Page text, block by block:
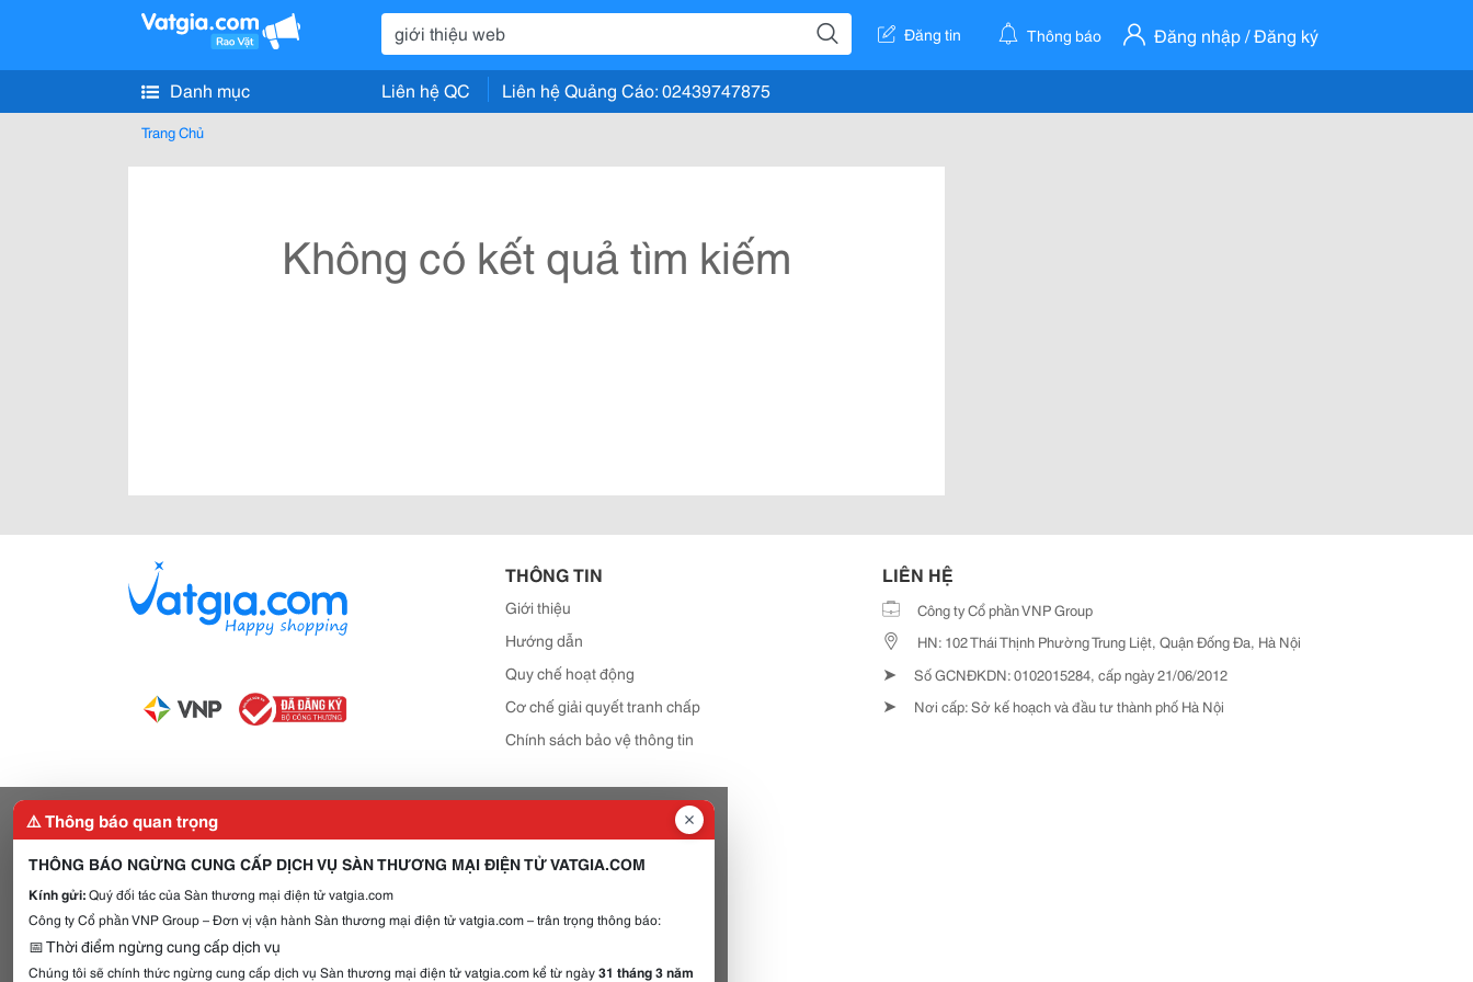
Đăng tin Thông báo Đăng nhập / Đăng ký
Danh mục Liên hệ QC Liên hệ Quảng Cáo: 02439747875
Trang Chủ
Không có kết quả tìm kiếm
THÔNG TIN
Giới thiệu
Hướng dẫn
Quy chế hoạt động
Cơ chế giải quyết tranh chấp
Chính sách bảo vệ thông tin
LIÊN HỆ
Công ty Cổ phần VNP Group
HN: 102 Thái Thịnh Phường Trung Liệt, Quận Đống Đa, Hà Nội
➤ Số GCNĐKDN: 0102015284, cấp ngày 21/06/2012
➤ Nơi cấp: Sở kế hoạch và đầu tư thành phố Hà Nội
⚠️ Thông báo quan trọng
THÔNG BÁO NGỪNG CUNG CẤP DỊCH VỤ SÀN THƯƠNG MẠI ĐIỆN TỬ VATGIA.COM
Kính gửi:Quý đối tác của Sàn thương mại điện tử vatgia.com
Công ty Cổ phần VNP Group – Đơn vị vận hành Sàn thương mại điện tử vatgia.com – trân trọng thông báo:
📅 Thời điểm ngừng cung cấp dịch vụ
Chúng tôi sẽ chính thức ngừng cung cấp dịch vụ Sàn thương mại điện tử vatgia.com kể từ ngày31 tháng 3 năm